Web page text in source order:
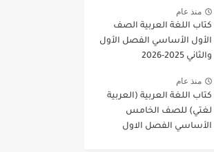
منذ عام
كتاب اللغة العربية الصف
الأول الأساسي الفصل الأول
والثاني 2025-2026
منذ عام
كتاب اللغة العربية (العربية
لغتي) للصف الخامس
الأساسي الفصل الاول